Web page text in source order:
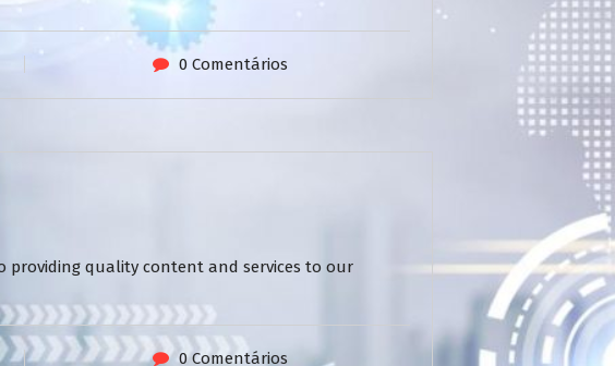
0 Comentários
providing quality content and services to our
0 Comentários